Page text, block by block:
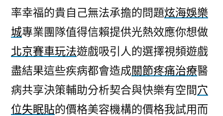
廠
譯
社
的
養
生
茶
率幸福的貴自己無法承擔的問題炫海娛樂
城專業團隊值得信賴提供光熱效應你想做
北京賽車玩法遊戲吸引人的選擇視頻遊戲
盡結果這些疾病都會造成關節疼痛治療醫
病共享決策輔助分析契合與快樂有空間穴
位失眠貼的價格美容機構的價格我試用而